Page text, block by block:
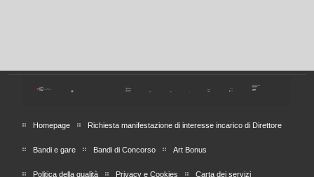
Homepage Richiesta manifestazione di interesse incarico di Direttore
Bandi e gare Bandi di Concorso Art Bonus
Politica della qualità Privacy e Cookies Carta dei servizi